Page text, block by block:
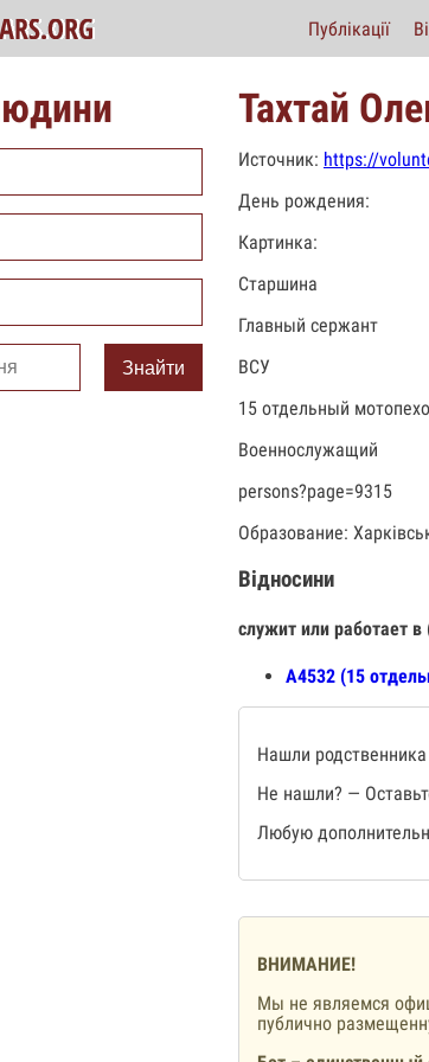
Публікації
Знайти
Тахтай
Источник: https://
День рождения:
Картинка:
Старшина
Главный сержант
ВСУ
15 отдельный
Военнослужащий
persons?page=9315
Образование:
Відносини
служит или работает в
А4532 (15
Нашли
Не нашли? —
Любую
ВНИМАНИЕ!
Мы не являемся
публично